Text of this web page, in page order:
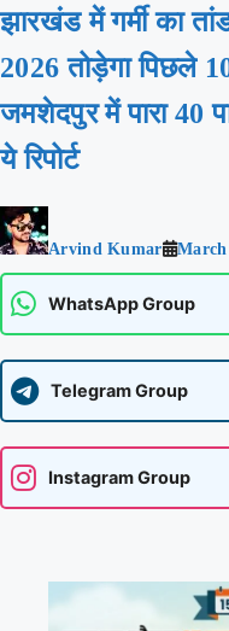
झारखंड में गर्मी का
2026 तोड़ेगा पिछले
जमशेदपुर में पारा 40
ये रिपोर्ट
Arvind Kumar March
WhatsApp Group
Telegram Group
Instagram Group